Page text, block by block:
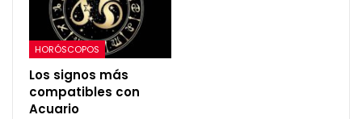
HORÓSCOPOS
Los signos más
compatibles con
Acuario